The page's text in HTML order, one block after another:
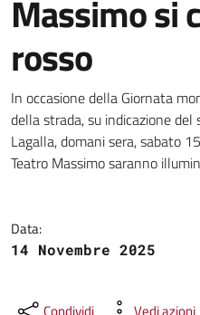
Massimo si
rosso
Dettagli della
In occasione della Giornata
della strada, su indicazione del
Lagalla, domani sera, sabato
Teatro Massimo saranno
Data:
14 Novembre 2025